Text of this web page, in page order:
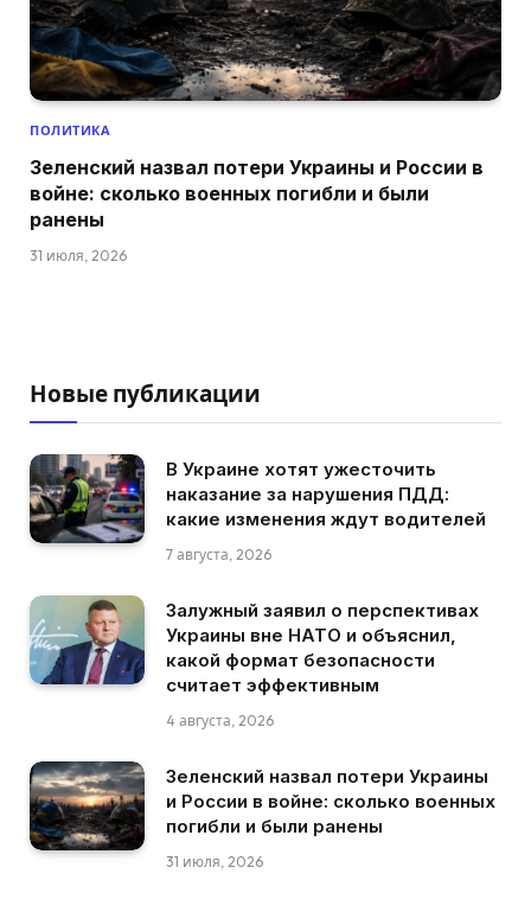
ПОЛИТИКА
Зеленский назвал потери Украины и России в
войне: сколько военных погибли и были
ранены
31 июля, 2026
Новые публикации
В Украине хотят ужесточить
наказание за нарушения ПДД:
какие изменения ждут водителей
7 августа, 2026
Залужный заявил о перспективах
Украины вне НАТО и объяснил,
какой формат безопасности
считает эффективным
4 августа, 2026
Зеленский назвал потери Украины
и России в войне: сколько военных
погибли и были ранены
31 июля, 2026